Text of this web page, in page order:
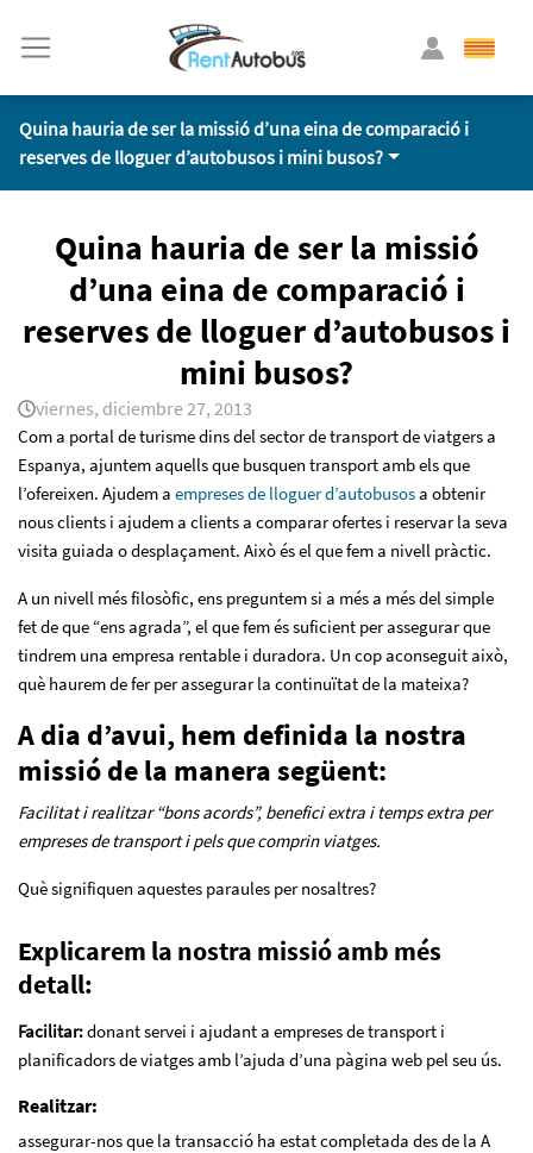
Quina hauria de ser la missió d’una eina de comparació i
reserves de lloguer d’autobusos i mini busos?
Quina hauria de ser la missió
d’una eina de comparació i
reserves de lloguer d’autobusos i
mini busos?
viernes, diciembre 27, 2013
Com a portal de turisme dins del sector de transport de viatgers a
Espanya, ajuntem aquells que busquen transport amb els que
l’ofereixen. Ajudem a empreses de lloguer d’autobusosa obtenir
nous clients i ajudem a clients a comparar ofertes i reservar la seva
visita guiada o desplaçament. Això és el que fem a nivell pràctic.
A un nivell més filosòfic, ens preguntem si a més a més del simple
fet de que “ens agrada”, el que fem és suficient per assegurar que
tindrem una empresa rentable i duradora. Un cop aconseguit això,
què haurem de fer per assegurar la continuïtat de la mateixa?
A dia d’avui, hem definida la nostra
missió de la manera següent:
Facilitat i realitzar “bons acords”, benefici extra i temps extra per
empreses de transport i pels que comprin viatges.
Què signifiquen aquestes paraules per nosaltres?
Explicarem la nostra missió amb més
detall:
Facilitar:donant servei i ajudant a empreses de transport i
planificadors de viatges amb l’ajuda d’una pàgina web pel seu ús.
Realitzar:
assegurar-nos que la transacció ha estat completada des de la A